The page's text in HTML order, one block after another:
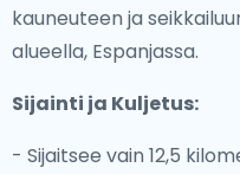
kauneuteen ja
alueella, Espanjassa.
Sijainti ja Kuljetus:
- Sijaitsee vain 12,5